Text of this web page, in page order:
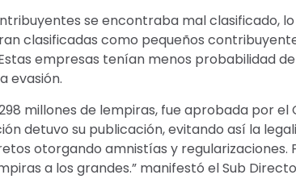
se encontraba mal clasificado,
clasificadas como pequeños
empresas tenían menos probabilidad
evasión.
millones de lempiras, fue aprobada por el
detuvo su publicación, evitando así la
otorgando amnistías y
a los grandes.” manifestó el Sub